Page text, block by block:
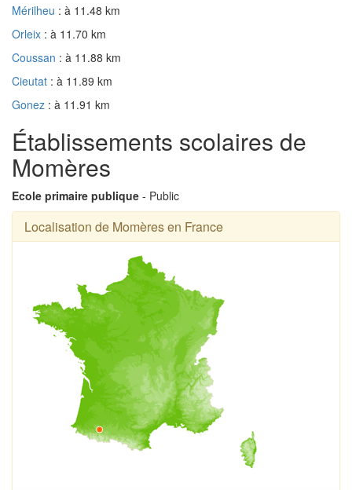
Mérilheu : à 11.48 km
Orleix : à 11.70 km
Coussan : à 11.88 km
Cieutat : à 11.89 km
Gonez : à 11.91 km
Établissements scolaires de
Momères
Ecole primaire publique - Public
Localisation de Momères en France